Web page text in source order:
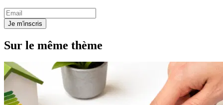
Je m'inscris
Sur le même thème